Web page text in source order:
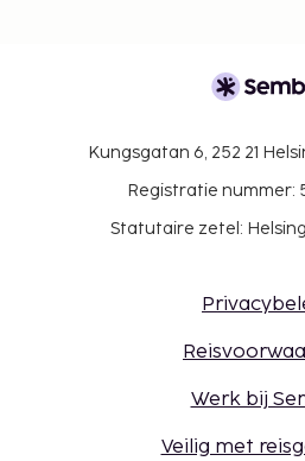
Kungsgatan 6, 252 21
Registratie nummer:
Statutaire zetel:
Werk bij
Veilig met